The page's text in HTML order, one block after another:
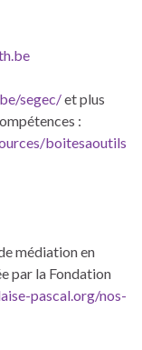
segec/et plus
:
boitesaoutils
médiation en
par la Fondation
pascal.org/nos-